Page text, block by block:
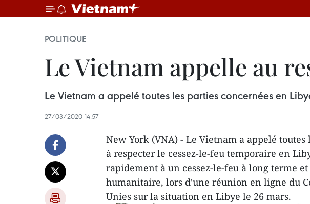
POLITIQUE
Le Vietnam appelle au
Le Vietnam a appelé toutes les parties concernées en
27/03/2020 14:57
New York (VNA) - Le Vietnam a appelé
à respecter le cessez-le-feu temporaire en
rapidement à un cessez-le-feu à long terme
humanitaire, lors d'une réunion en ligne du
Unies sur la situation en Libye le 26 mars.